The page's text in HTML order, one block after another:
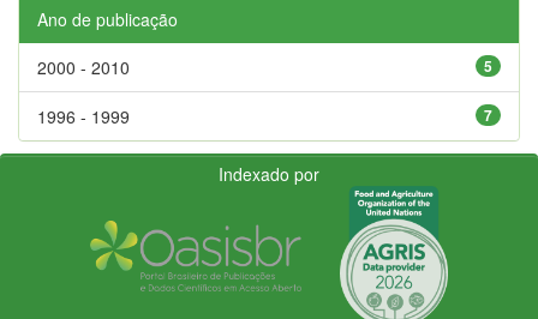
Ano de publicação
5
2000 - 2010
7
1996 - 1999
Indexado por